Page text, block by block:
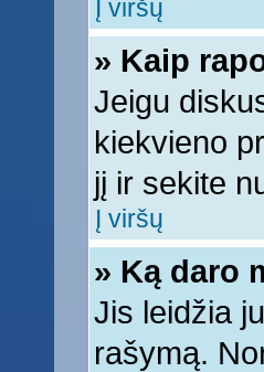
Į viršų
» Kaip
Jeigu
kiekvieno
jį ir sekite
Į viršų
» Ką daro
Jis leidžia
rašymą.